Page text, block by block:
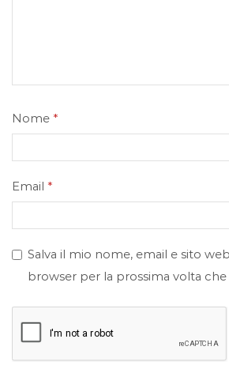
Nome *
Email *
Salva il mio nome, email e sito
browser per la prossima volta